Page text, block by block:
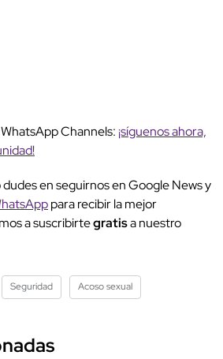
Channels:¡síguenos ahora,
dudes en seguirnos en Google News y
para recibir la mejor
a suscribirtegratisa nuestro
Seguridad Acoso sexual